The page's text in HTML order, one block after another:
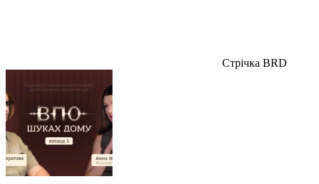
Стрічка BRD